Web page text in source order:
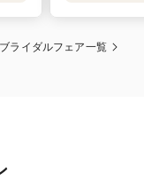
へ。
トを考えたオリジナル
す。
ブライダルフェア一覧